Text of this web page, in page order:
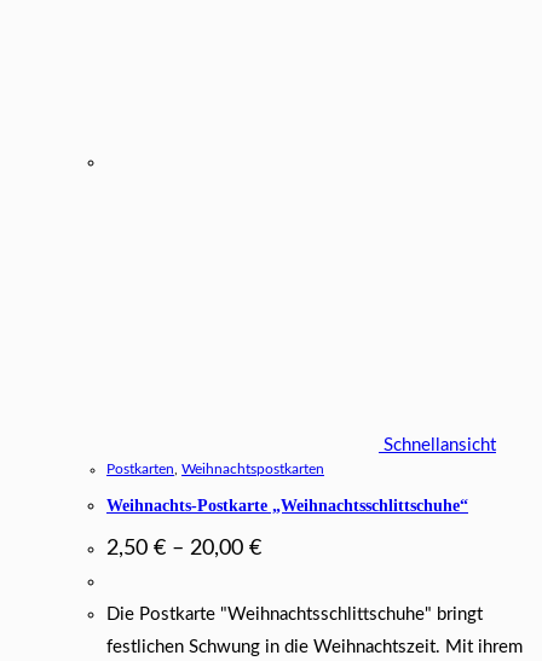
Schnellansicht
Postkarten Weihnachtspostkarten
Weihnachts-Postkarte „Weihnachtsschlittschuhe“
2,50 € – 20,00 €
Die Postkarte "Weihnachtsschlittschuhe" bringt
festlichen Schwung in die Weihnachtszeit. Mit ihrem